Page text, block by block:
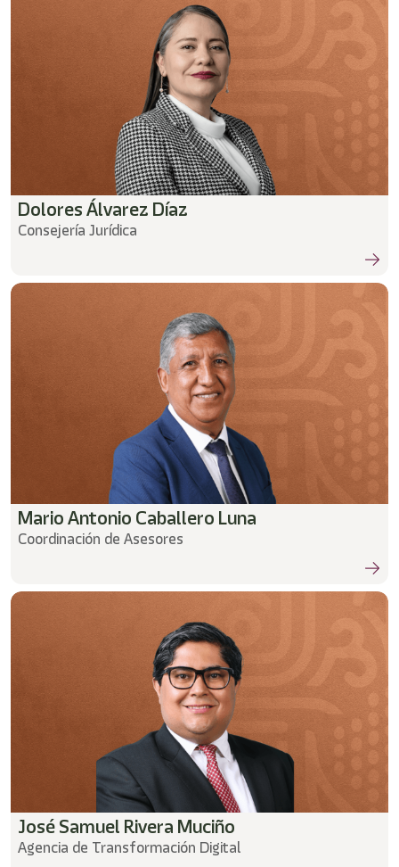
Dolores Álvarez Díaz
Consejería Jurídica
Mario Antonio Caballero Luna
Coordinación de Asesores
José Samuel Rivera Muciño
Agencia de Transformación Digital